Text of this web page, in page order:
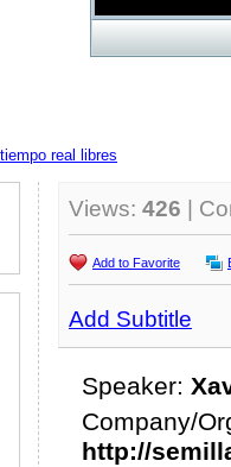
real libres
Views: 426 |
Add to Favorite
Add Subtitle
Speaker:
Company/
http://